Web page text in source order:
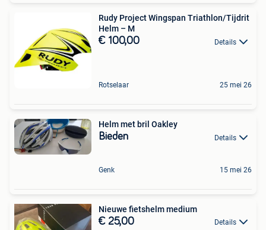
Rudy Project Wingspan Triathlon/Tijdrit
Helm – M
€ 100,00 Details
Rotselaar 25 mei 26
Helm met bril Oakley
Bieden Details
Genk 15 mei 26
Nieuwe fietshelm medium
€ 25,00 Details